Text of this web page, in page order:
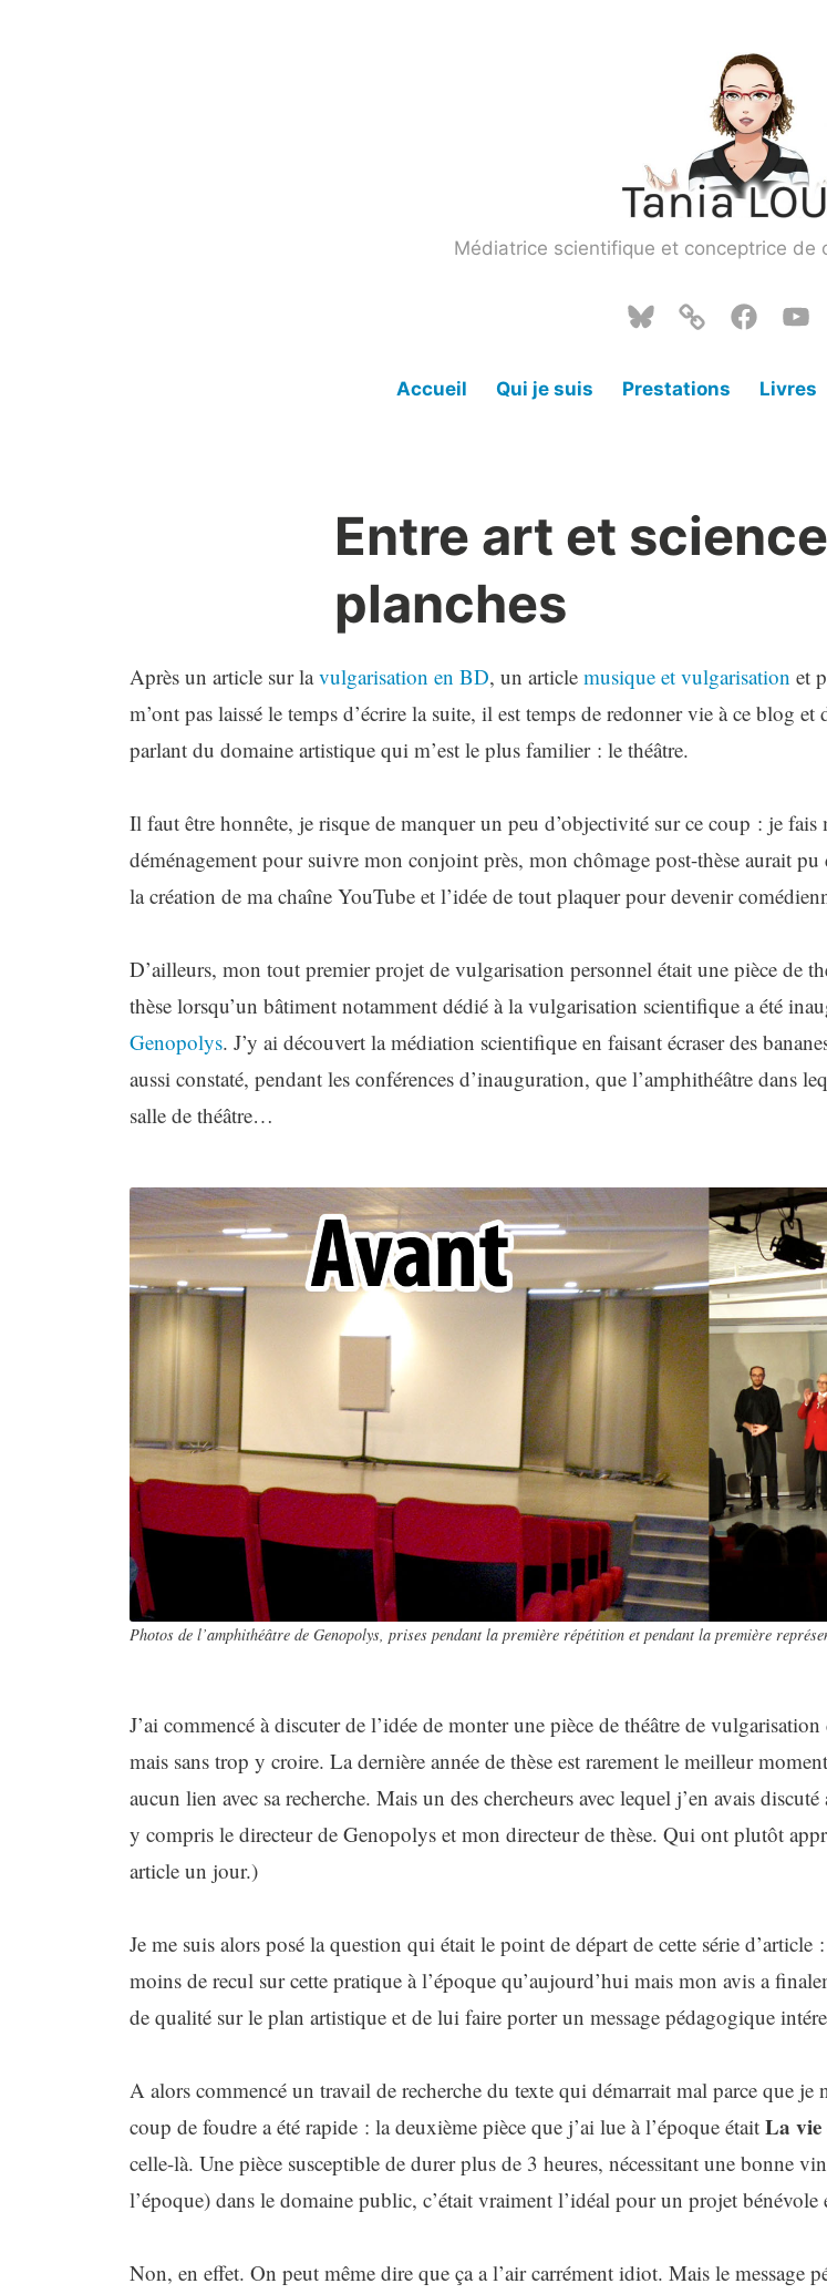
Médiatrice scientifique et conceptrice de
BlueskyMastodon
Accueil Qui je suis Prestations Livres
Entre art et
planches
Après un article sur lavulgarisation en BD, un article musique et vulgarisation et
m’ont pas laissé le temps d’écrire la suite, il est temps de redonner vie à ce blog
parlant du domaine artistique qui m’est le plus familier : le théâtre.
Il faut être honnête, je risque de manquer un peu d’objectivité sur ce coup : je
déménagement pour suivre mon conjoint près, mon chômage post-thèse aurait
la création de ma chaîne YouTube et l’idée de tout plaquer pour devenir
D’ailleurs, mon tout premier projet de vulgarisation personnel était une pièce de
thèse lorsqu’un bâtiment notamment dédié à la vulgarisation scientifique a été
Genopolys. J’y ai découvert la médiation scientifique en faisant écraser des
aussi constaté, pendant les conférences d’inauguration, que l’amphithéâtre dans
salle de théâtre…
Photos de l’amphithéâtre de Genopolys, prises pendant la première répétition et pendant la première
J’ai commencé à discuter de l’idée de monter une pièce de théâtre de
mais sans trop y croire. La dernière année de thèse est rarement le meilleur
aucun lien avec sa recherche. Mais un des chercheurs avec lequel j’en avais
y compris le directeur de Genopolys et mon directeur de thèse. Qui ont plutôt
article un jour.)
Je me suis alors posé la question qui était le point de départ de cette série d’article :
moins de recul sur cette pratique à l’époque qu’aujourd’hui mais mon avis a
de qualité sur le plan artistique et de lui faire porter un message pédagogique
A alors commencé un travail de recherche du texte qui démarrait mal parce que
coup de foudre a été rapide : la deuxième pièce que j’ai lue à l’époque était La vie
celle-là. Une pièce susceptible de durer plus de 3 heures, nécessitant une bonne
l’époque) dans le domaine public, c’était vraiment l’idéal pour un projet bénévole
Non, en effet. On peut même dire que ça a l’air carrément idiot. Mais le message